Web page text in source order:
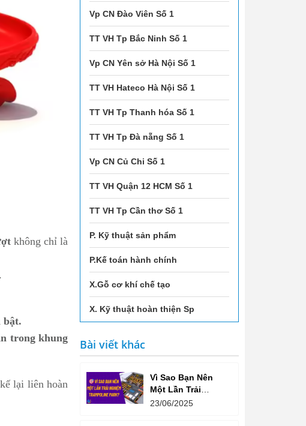
không chỉ là
bật.
trong khung
lại liên hoàn
Vp CN Đào Viên Số 1
TT VH Tp Bắc Ninh Số 1
Vp CN Yên sở Hà Nội Số 1
TT VH Hateco Hà Nội Số 1
TT VH Tp Thanh hóa Số 1
TT VH Tp Đà nẵng Số 1
Vp CN Củ Chi Số 1
TT VH Quận 12 HCM Số 1
TT VH Tp Cần thơ Số 1
P. Kỹ thuật sản phẩm
P.Kế toán hành chính
X.Gỗ cơ khí chế tạo
X. Kỹ thuật hoàn thiện Sp
Bài viết khác
Vì Sao Bạn Nên
Một Lần Trải
Nghiệm Trampoline
23/06/2025